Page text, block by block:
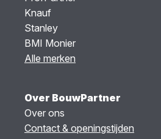
Knauf
Stanley
BMI Monier
Alle merken
Over BouwPartner
Over ons
Contact & openingstijden